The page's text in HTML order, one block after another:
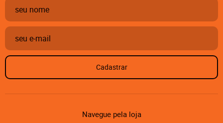
Cadastrar
Navegue pela loja